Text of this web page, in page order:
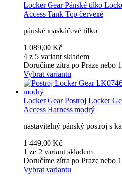
Locker Gear Pánské tílko
Access Tank Top červené
pánské maskáčové tílko
1 089,00 Kč
4 z 5 variant skladem
Doručíme zítra po Praze nebo
Vybrat variantu
Locker Gear Postroj Locker
Access Harness modrý
nastavitelný pánský postroj s
1 449,00 Kč
1 ze 2 variant skladem
Doručíme zítra po Praze nebo
Vybrat variantu